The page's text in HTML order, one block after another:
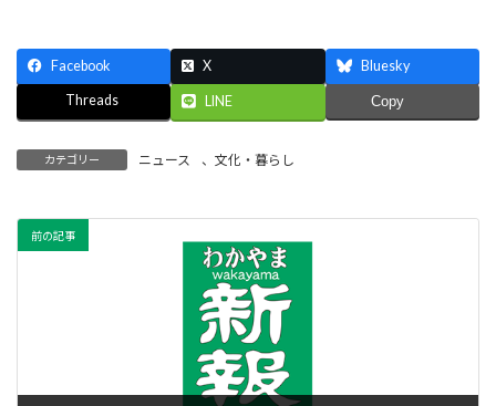
Facebook X Bluesky
Threads LINE Copy
カテゴリー ニュース 、 文化・暮らし
前の記事